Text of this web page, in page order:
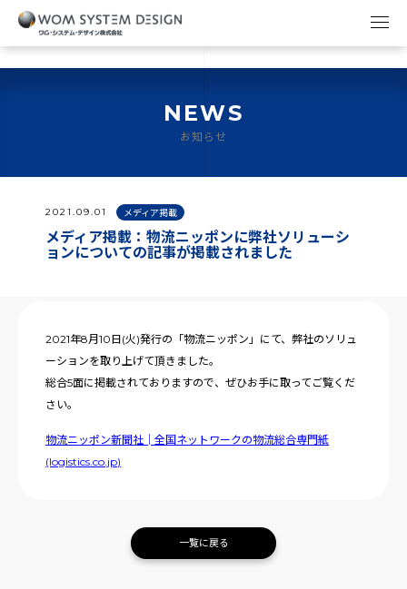
NEWS
お知らせ
2021.09.01 メディア掲載
メディア掲載：物流ニッポンに弊社ソリューシ
ョンについての記事が掲載されました
2021年8月10日(火)発行の「物流ニッポン」にて、弊社のソリュ
ーションを取り上げて頂きました。
総合5面に掲載されておりますので、ぜひお手に取ってご覧くだ
さい。
物流ニッポン新聞社│全国ネットワークの物流総合専門紙
(logistics.co.jp)
一覧に戻る